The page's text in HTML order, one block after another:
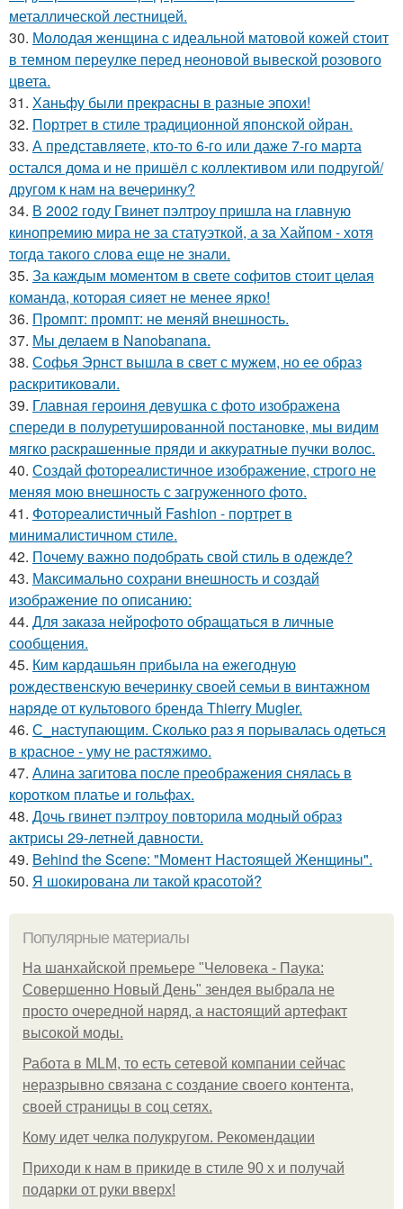
металлической лестницей.
30. Молодая женщина с идеальной матовой кожей стоит
в темном переулке перед неоновой вывеской розового
цвета.
31. Ханьфу были прекрасны в разные эпохи!
32. Портрет в стиле традиционной японской ойран.
33. А представляете, кто-то 6-го или даже 7-го марта
остался дома и не пришёл с коллективом или подругой/
другом к нам на вечеринку?
34. В 2002 году Гвинет пэлтроу пришла на главную
кинопремию мира не за статуэткой, а за Хайпом - хотя
тогда такого слова еще не знали.
35. За каждым моментом в свете софитов стоит целая
команда, которая сияет не менее ярко!
36. Промпт: промпт: не меняй внешность.
37. Мы делаем в Nanobanana.
38. Софья Эрнст вышла в свет с мужем, но ее образ
раскритиковали.
39. Главная героиня девушка с фото изображена
спереди в полуретушированной постановке, мы видим
мягко раскрашенные пряди и аккуратные пучки волос.
40. Создай фотореалистичное изображение, строго не
меняя мою внешность с загруженного фото.
41. Фотореалистичный Fashion - портрет в
минималистичном стиле.
42. Почему важно подобрать свой стиль в одежде?
43. Максимально сохрани внешность и создай
изображение по описанию:
44. Для заказа нейрофото обращаться в личные
сообщения.
45. Ким кардашьян прибыла на ежегодную
рождественскую вечеринку своей семьи в винтажном
наряде от культового бренда Thierry Mugler.
46. С_наступающим. Сколько раз я порывалась одеться
в красное - уму не растяжимо.
47. Алина загитова после преображения снялась в
коротком платье и гольфах.
48. Дочь гвинет пэлтроу повторила модный образ
актрисы 29-летней давности.
49. Behind the Scene: "Момент Настоящей Женщины".
50. Я шокирована ли такой красотой?
Популярные материалы
На шанхайской премьере "Человека - Паука:
Совершенно Новый День" зендея выбрала не
просто очередной наряд, а настоящий артефакт
высокой моды.
Работа в MLM, то есть сетевой компании сейчас
неразрывно связана с создание своего контента,
своей страницы в соц сетях.
Кому идет челка полукругом. Рекомендации
Приходи к нам в прикиде в стиле 90 х и получай
подарки от руки вверх!